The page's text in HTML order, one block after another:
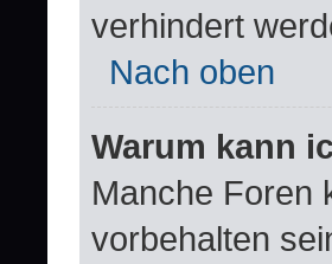
verhindert
Nach oben
Warum kann
Manche Foren
vorbehalten